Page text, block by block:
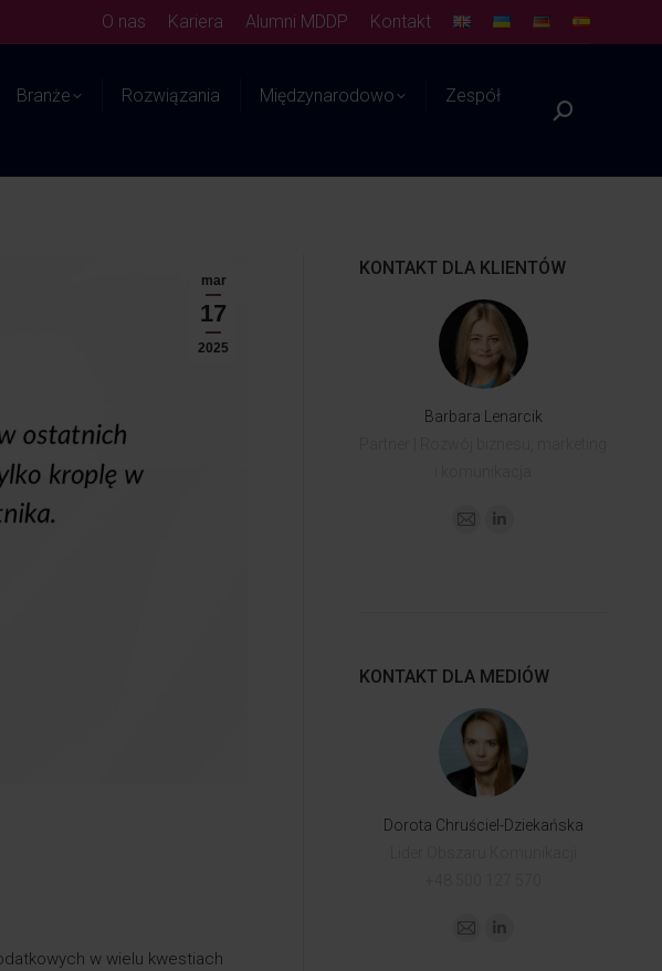
O nas Kariera Alumni MDDP Kontakt
Branże Rozwiązania Międzynarodowo Zespół
mar
17
2025
w wielu kwestiach
KONTAKT DLA KLIENTÓW
Barbara Lenarcik
KONTAKT DLA MEDIÓW
Dorota Chruściel-Dziekańska